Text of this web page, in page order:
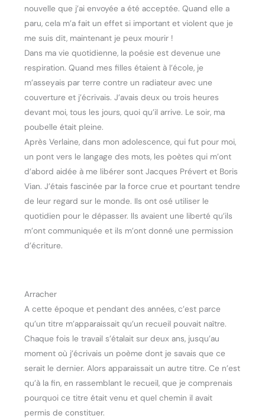
nouvelle que j’ai envoyée a été acceptée. Quand elle a
paru, cela m’a fait un effet si important et violent que je
me suis dit, maintenant je peux mourir !
Dans ma vie quotidienne, la poésie est devenue une
respiration. Quand mes filles étaient à l’école, je
m’asseyais par terre contre un radiateur avec une
couverture et j’écrivais. J’avais deux ou trois heures
devant moi, tous les jours, quoi qu’il arrive. Le soir, ma
poubelle était pleine.
Après Verlaine, dans mon adolescence, qui fut pour moi,
un pont vers le langage des mots, les poètes qui m’ont
d’abord aidée à me libérer sont Jacques Prévert et Boris
Vian. J’étais fascinée par la force crue et pourtant tendre
de leur regard sur le monde. Ils ont osé utiliser le
quotidien pour le dépasser. Ils avaient une liberté qu’ils
m’ont communiquée et ils m’ont donné une permission
d’écriture.
Arracher
A cette époque et pendant des années, c’est parce
qu’un titre m’apparaissait qu’un recueil pouvait naître.
Chaque fois le travail s’étalait sur deux ans, jusqu’au
moment où j’écrivais un poème dont je savais que ce
serait le dernier. Alors apparaissait un autre titre. Ce n’est
qu’à la fin, en rassemblant le recueil, que je comprenais
pourquoi ce titre était venu et quel chemin il avait
permis de constituer.